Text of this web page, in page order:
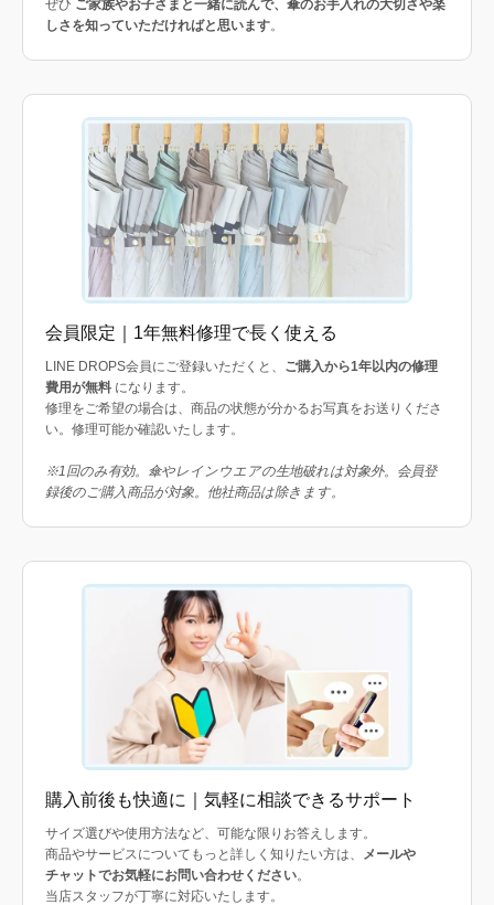
ぜひ ご家族やお子さまと一緒に読んで、傘のお手入れの大切さや楽
しさを知っていただければと思います。
会員限定｜1年無料修理で長く使える
LINE DROPS会員にご登録いただくと、 ご購入から1年以内の修理
費用が無料 になります。
修理をご希望の場合は、商品の状態が分かるお写真をお送りくださ
い。修理可能か確認いたします。
※1回のみ有効。傘やレインウエアの生地破れは対象外。会員登
録後のご購入商品が対象。他社商品は除きます。
購入前後も快適に｜気軽に相談できるサポート
サイズ選びや使用方法など、可能な限りお答えします。
商品やサービスについてもっと詳しく知りたい方は、 メールや
チャットでお気軽にお問い合わせください。
当店スタッフが丁寧に対応いたします。